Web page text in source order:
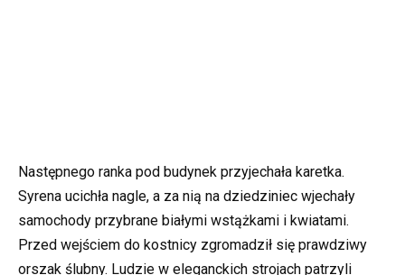
Następnego ranka pod budynek przyjechała karetka.
Syrena ucichła nagle, a za nią na dziedziniec wjechały
samochody przybrane białymi wstążkami i kwiatami.
Przed wejściem do kostnicy zgromadził się prawdziwy
orszak ślubny. Ludzie w eleganckich strojach patrzyli